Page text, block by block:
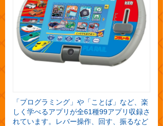
「プログラミング」や「ことば」など、楽
しく学べるアプリが全61種99アプリ収録さ
れています。レバー操作、回す、振るなど